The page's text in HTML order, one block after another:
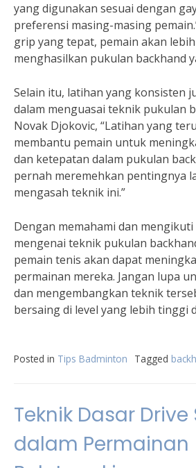
yang digunakan sesuai dengan
preferensi masing-masing
grip yang tepat, pemain akan
menghasilkan pukulan backhand
Selain itu, latihan yang konsisten
dalam menguasai teknik pukulan
Novak Djokovic, “Latihan yang
membantu pemain untuk
dan ketepatan dalam pukulan
pernah meremehkan pentingnya
mengasah teknik ini.”
Dengan memahami dan
mengenai teknik pukulan
pemain tenis akan dapat
permainan mereka. Jangan lupa
dan mengembangkan teknik
bersaing di level yang lebih tinggi
Posted in Tips Badminton Tagged
Teknik Dasar Drive
dalam Permainan